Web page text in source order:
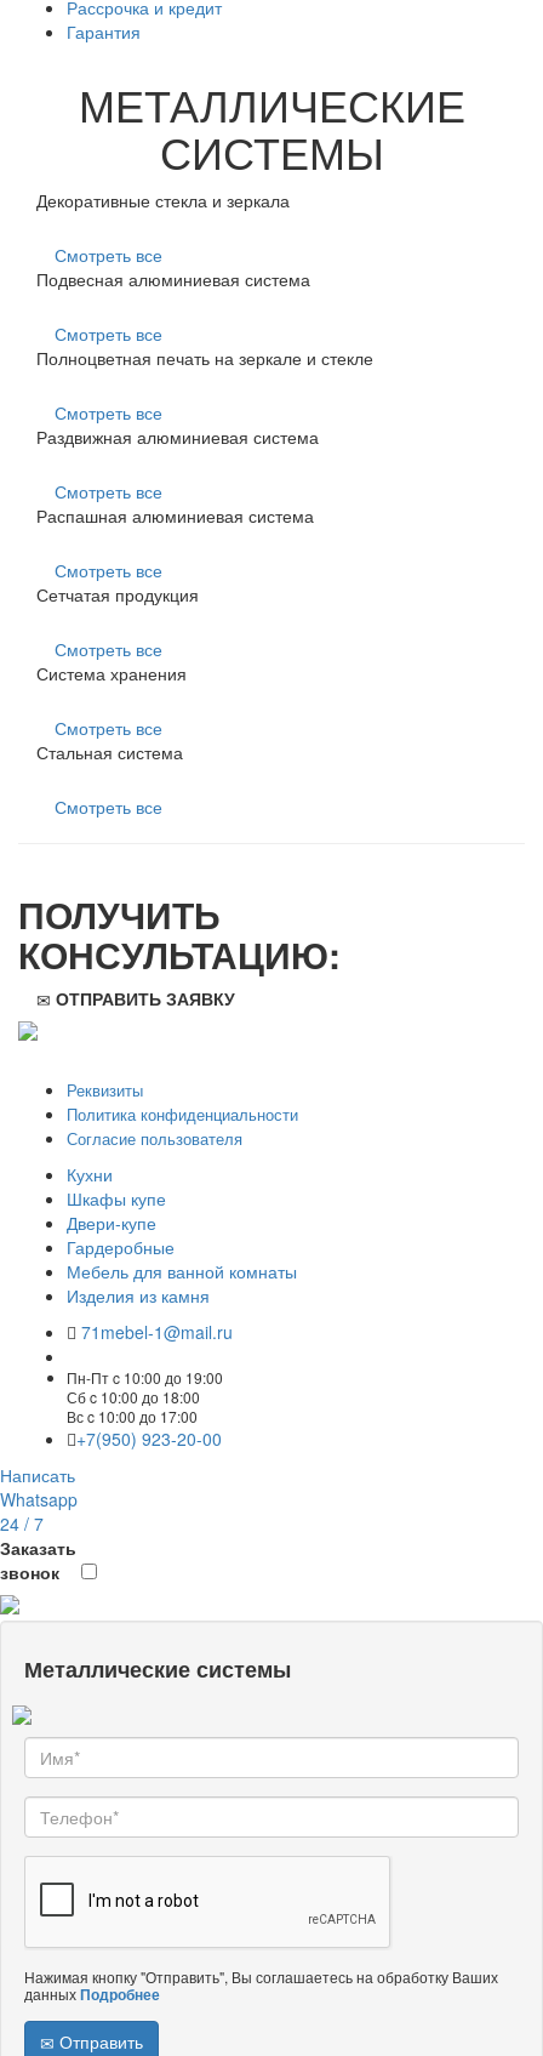
Рассрочка и кредит
Гарантия
МЕТАЛЛИЧЕСКИЕ
СИСТЕМЫ
Декоративные стекла и зеркала
Смотреть все
Подвесная алюминиевая система
Смотреть все
Полноцветная печать на зеркале и стекле
Смотреть все
Раздвижная алюминиевая система
Смотреть все
Распашная алюминиевая система
Смотреть все
Сетчатая продукция
Смотреть все
Система хранения
Смотреть все
Стальная система
Смотреть все
ПОЛУЧИТЬ
КОНСУЛЬТАЦИЮ:
ОТПРАВИТЬ ЗАЯВКУ
Реквизиты
Политика конфиденциальности
Согласие пользователя
Кухни
Шкафы купе
Двери-купе
Гардеробные
Мебель для ванной комнаты
Изделия из камня
71mebel-1@mail.ru
Пн-Пт c 10:00 до 19:00
Сб c 10:00 до 18:00
Вс c 10:00 до 17:00
+7(950) 923-20-00
Написать
Whatsapp
24 / 7
Заказать
звонок
Металлические системы
Нажимая кнопку "Отправить", Вы соглашаетесь на обработку Ваших
данныхПодробнее
Отправить